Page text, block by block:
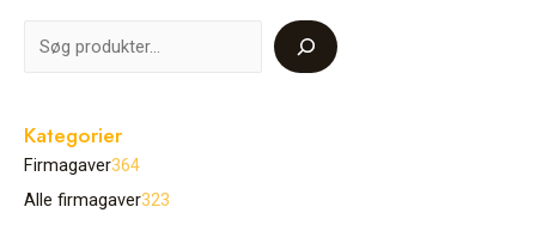
Kategorier
Firmagaver364
Alle firmagaver323